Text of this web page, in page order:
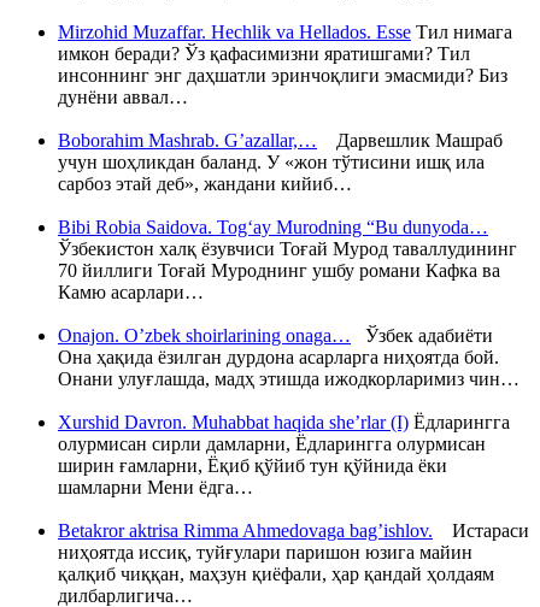
Mirzohid Muzaffar. Hechlik va Hellados. Esse Тил нимага
имкон беради? Ўз қафасимизни яратишгами? Тил
инсоннинг энг даҳшатли эринчоқлиги эмасмиди? Биз
дунёни аввал…
Boborahim Mashrab. G’azallar,… Дарвешлик Машраб
учун шоҳликдан баланд. У «жон тўтисини ишқ ила
сарбоз этай деб», жандани кийиб…
Bibi Robia Saidova. Tog‘ay Murodning “Bu dunyoda…
Ўзбекистон халқ ёзувчиси Тоғай Мурод таваллудининг
70 йиллиги Тоғай Муроднинг ушбу романи Кафка ва
Камю асарлари…
Onajon. O’zbek shoirlarining onaga… Ўзбек адабиёти
Она ҳақида ёзилган дурдона асарларга ниҳоятда бой.
Онани улуғлашда, мадҳ этишда ижодкорларимиз чин…
Xurshid Davron. Muhabbat haqida she’rlar (I) Ёдларингга
олурмисан сирли дамларни, Ёдларингга олурмисан
ширин ғамларни, Ёқиб қўйиб тун қўйнида ёки
шамларни Мени ёдга…
Betakror aktrisa Rimma Ahmedovaga bag’ishlov. Истараси
ниҳоятда иссиқ, туйғулари паришон юзига майин
қалқиб чиққан, маҳзун қиёфали, ҳар қандай ҳолдаям
дилбарлигича…